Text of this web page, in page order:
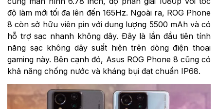
độ làm mới tối đa lên đến 165Hz. Ngoài ra, ROG Phone
8còn sở hữu viên pin với dung lượng 5500 mAh và có
hỗ trợ sạc nhanh không dây. Đây là lần đầu tiên tính
năng sạc không dây suất hiện trên dòng điện thoại
gaming này. Bên cạnh đó, Asus ROG Phone 8 cũng có
khả năng chống nước và kháng bụi đạt chuẩn IP68.